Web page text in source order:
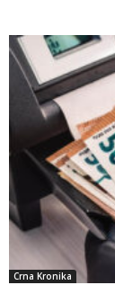
Crna Kronika